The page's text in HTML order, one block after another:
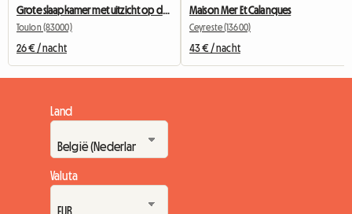
Toulon (83000)
26 € / nacht
Maison Mer Et Calanques
Ceyreste (13600)
43 € / nacht
Land
Valuta